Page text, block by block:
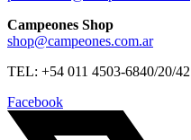
Campeones Shop
shop@campeones.com.ar
TEL: +54 011 4503-6840/20/42
Facebook